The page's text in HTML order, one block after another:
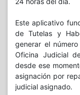
Confirmar Correo
Este aplicativo
de Tutelas y
generar el
Oficina Judicial
desde ese
asignación por
judicial asignado.